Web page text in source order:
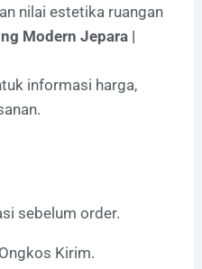
nilai estetika ruangan
Modern Jepara |
informasi harga,
sebelum order.
Kirim.